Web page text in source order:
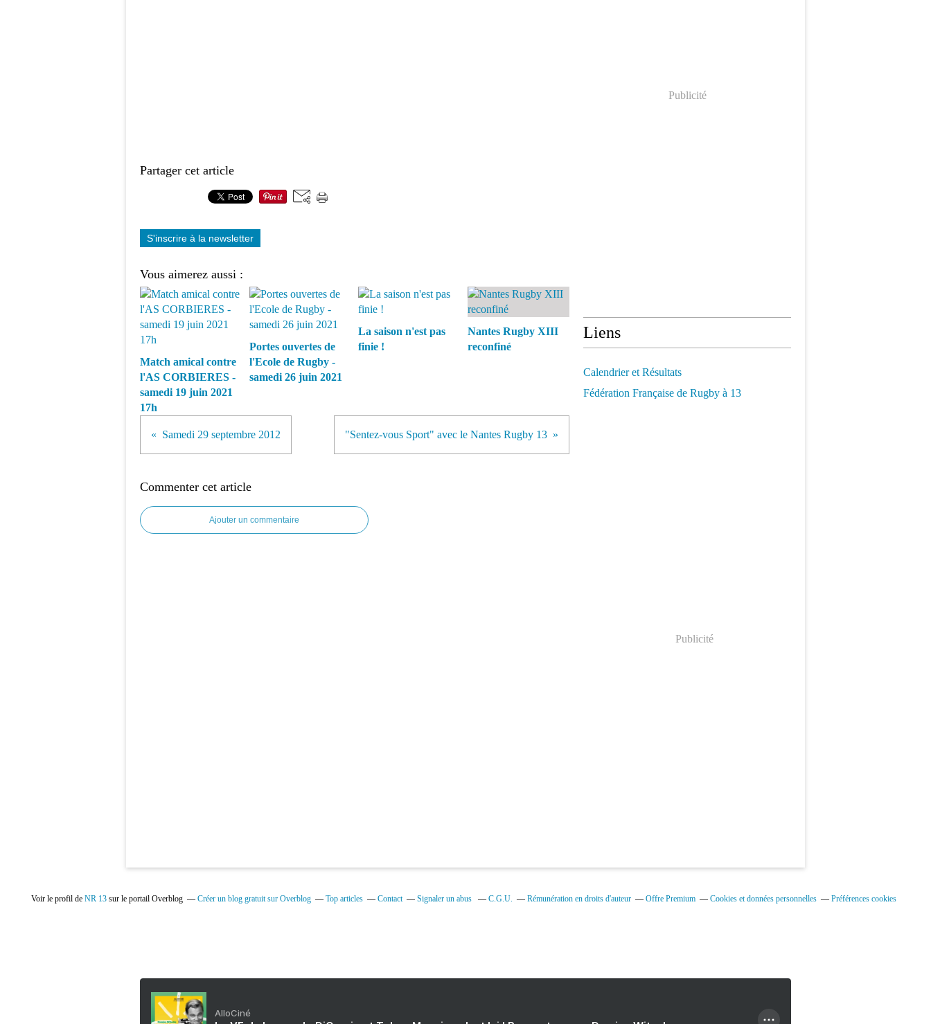
Partager cet article
S'inscrire à la newsletter
Vous aimerez aussi :
Match amical contre
l'AS CORBIERES -
samedi 19 juin 2021
17h
Portes ouvertes de
l'Ecole de Rugby -
samedi 26 juin 2021
La saison n'est pas
finie !
Nantes Rugby XIII
reconfiné
Samedi 29 septembre 2012 "Sentez-vous Sport" avec le Nantes Rugby 13
Commenter cet article
Ajouter un commentaire
Publicité
Liens
Calendrier et Résultats
Fédération Française de Rugby à 13
Publicité
Voir le profil de NR 13sur le portail Overblog Créer un blog gratuit sur Overblog Top articles Contact Signaler un abus C.G.U. Rémunération en droits d'auteur Offre Premium Cookies et données personnelles Préférences cookies
AlloCiné